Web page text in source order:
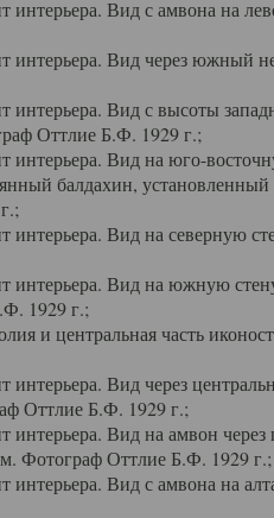
Вид с амвона на
Вид через южный
Вид с высоты
Оттлие Б.Ф. 1929 г.;
Вид на юго-
балдахин, установленный
Вид на северную
Вид на южную
1929 г.;
и центральная часть
Вид через
Оттлие Б.Ф. 1929 г.;
Вид на амвон через
Фотограф Оттлие Б.Ф. 1929 г.;
Вид с амвона на